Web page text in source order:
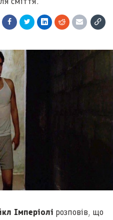
Імперіолі розповів, що